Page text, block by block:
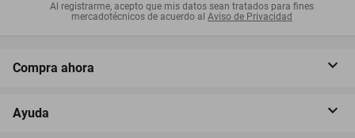
Al registrarme, acepto que mis datos sean tratados para fines
mercadotécnicos de acuerdo al Aviso de Privacidad
Compra ahora
Ayuda